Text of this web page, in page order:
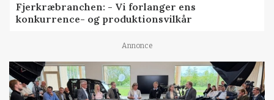
Fjerkræbranchen: - Vi forlanger ens
konkurrence- og produktionsvilkår
Annonce